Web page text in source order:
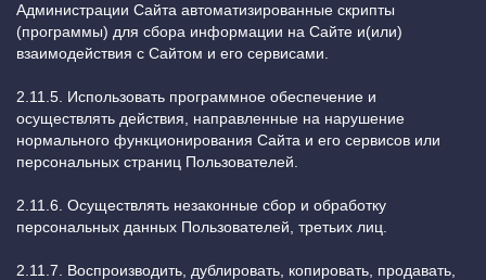
Администрации Сайта автоматизированные скрипты
(программы) для сбора информации на Сайте и(или)
взаимодействия с Сайтом и его сервисами.
2.11.5. Использовать программное обеспечение и
осуществлять действия, направленные на нарушение
нормального функционирования Сайта и его сервисов или
персональных страниц Пользователей.
2.11.6. Осуществлять незаконные сбор и обработку
персональных данных Пользователей, третьих лиц.
2.11.7. Воспроизводить, дублировать, копировать, продавать,